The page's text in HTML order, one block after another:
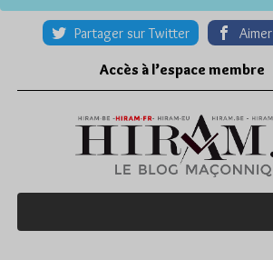
Partager sur Twitter
Accès à l’espace membre